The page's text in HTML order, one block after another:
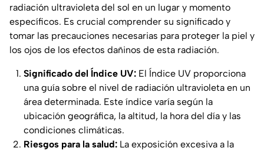
radiación ultravioleta del sol en un lugar y momento
específicos. Es crucial comprender su significado y
tomar las precauciones necesarias para proteger la piel y
los ojos de los efectos dañinos de esta radiación.
Significado del Índice UV: El Índice UV proporciona
una guía sobre el nivel de radiación ultravioleta en un
área determinada. Este índice varía según la
ubicación geográfica, la altitud, la hora del día y las
condiciones climáticas.
Riesgos para la salud: La exposición excesiva a la